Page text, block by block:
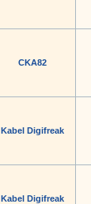
CKA82
Kabel Digifreak
Kabel Digifreak